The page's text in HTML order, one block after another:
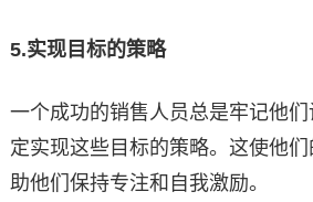
5.实现目标的策略
一个成功的销售人员总是牢记他们
定实现这些目标的策略。这使他
助他们保持专注和自我激励。